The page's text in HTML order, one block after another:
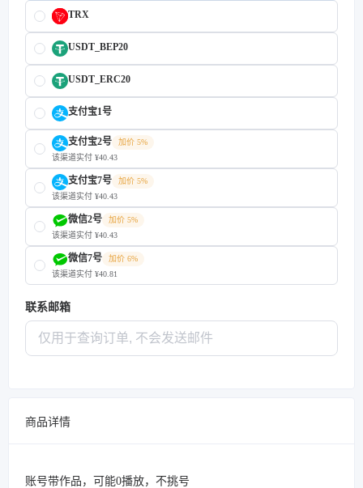
TRX
USDT_BEP20
USDT_ERC20
支付宝1号
支付宝2号
加价 5%
该渠道实付 ¥40.43
支付宝7号
加价 5%
该渠道实付 ¥40.43
微信2号
加价 5%
该渠道实付 ¥40.43
微信7号
加价 6%
该渠道实付 ¥40.81
联系邮箱
商品详情
账号带作品，可能0播放，不挑号